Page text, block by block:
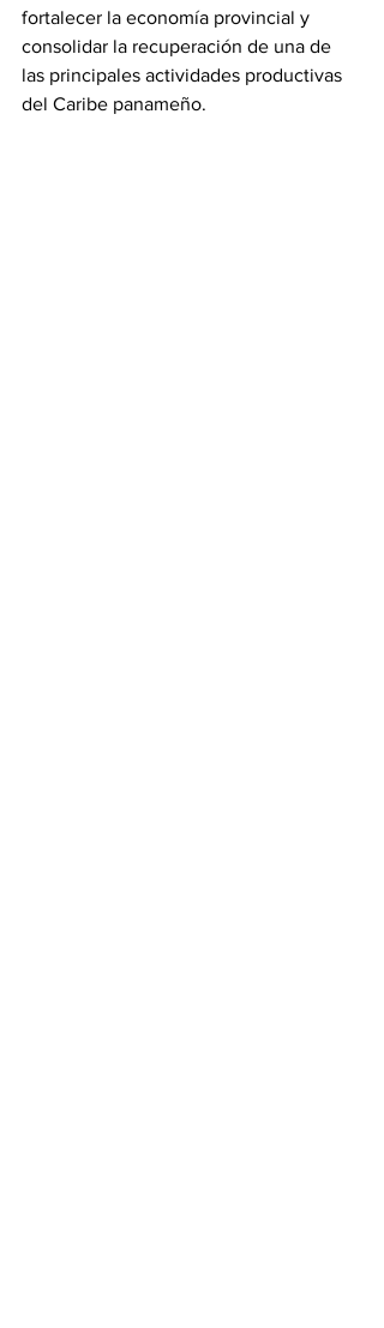
fortalecer la economía provincial y
consolidar la recuperación de una de
las principales actividades productivas
del Caribe panameño.